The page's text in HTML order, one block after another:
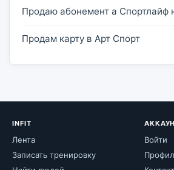
Продаю абонемент а Спортлайф
Продам карту в Арт Спорт
INFIT
Лента
Записать тренировку
Войти